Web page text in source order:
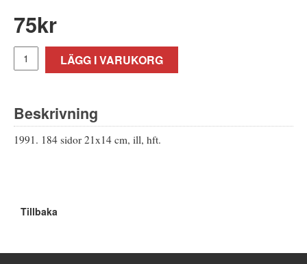
75kr
LÄGG I VARUKORG
Beskrivning
1991. 184 sidor 21x14 cm, ill, hft.
Tillbaka